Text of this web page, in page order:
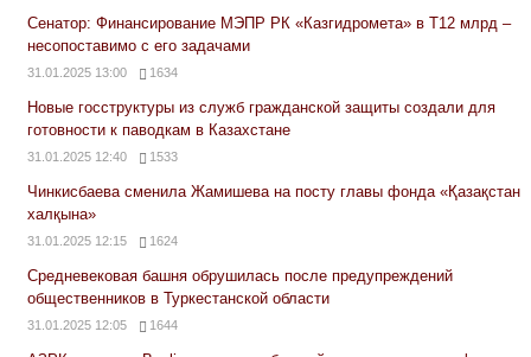
Сенатор: Финансирование МЭПР РК «Казгидромета» в Т12 млрд –
несопоставимо с его задачами
31.01.2025 13:00 1634
Новые госструктуры из служб гражданской защиты создали для
готовности к паводкам в Казахстане
31.01.2025 12:40 1533
Чинкисбаева сменила Жамишева на посту главы фонда «Қазақстан
халқына»
31.01.2025 12:15 1624
Средневековая башня обрушилась после предупреждений
общественников в Туркестанской области
31.01.2025 12:05 1644